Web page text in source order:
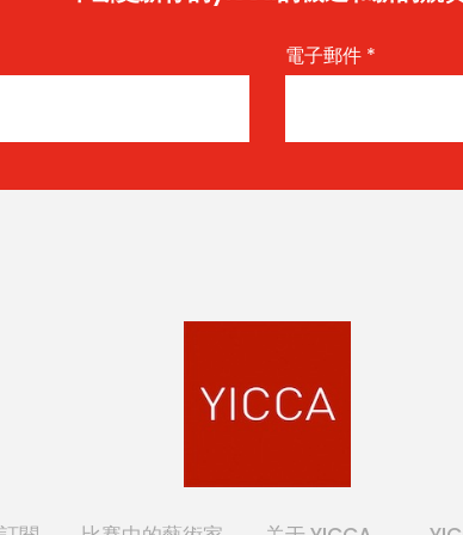
電子郵件 *